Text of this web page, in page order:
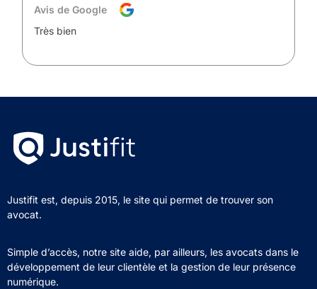
Avis de Google
Très bien
Justifit est, depuis 2015, le site qui permet de trouver son
avocat.
Simple d’accès, notre site aide, par ailleurs, les avocats dans le
développement de leur clientèle et la gestion de leur présence
numérique.